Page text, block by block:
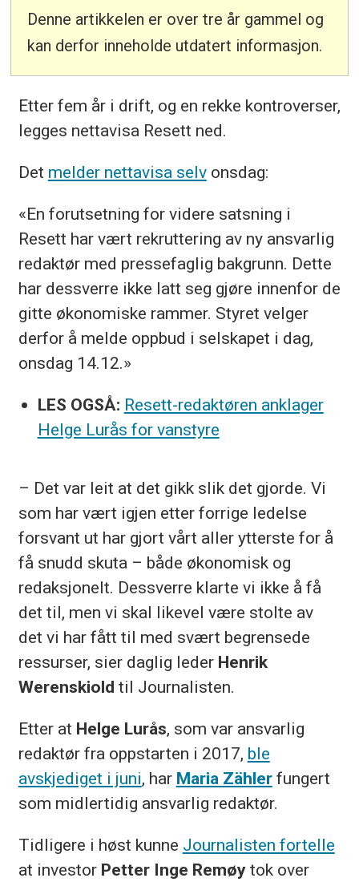
Denne artikkelen er over tre år gammel og
kan derfor inneholde utdatert informasjon.
Etter fem år i drift, og en rekke kontroverser,
legges nettavisa Resett ned.
Det melder nettavisa selvonsdag:
«En forutsetning for videre satsning i
Resett har vært rekruttering av ny ansvarlig
redaktør med pressefaglig bakgrunn. Dette
har dessverre ikke latt seg gjøre innenfor de
gitte økonomiske rammer. Styret velger
derfor å melde oppbud i selskapet i dag,
onsdag 14.12.»
LES OGSÅ: Resett-redaktøren anklager
Helge Lurås for vanstyre
– Det var leit at det gikk slik det gjorde. Vi
som har vært igjen etter forrige ledelse
forsvant ut har gjort vårt aller ytterste for å
få snudd skuta – både økonomisk og
redaksjonelt. Dessverre klarte vi ikke å få
det til, men vi skal likevel være stolte av
det vi har fått til med svært begrensede
ressurser, sier daglig leder Henrik
Werenskiold til Journalisten.
Etter at Helge Lurås, som var ansvarlig
redaktør fra oppstarten i 2017, ble
avskjediget i juni, har Maria Zählerfungert
som midlertidig ansvarlig redaktør.
Tidligere i høst kunne Journalisten fortelle
at investor Petter Inge Remøy tok over